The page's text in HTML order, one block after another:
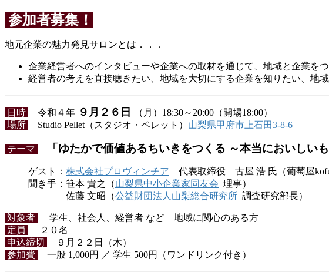
参加者募集！
地元企業の魅力発見サロンとは．．．
企業経営者へのインタビューや企業への取材を通じて、地域と企業を
経営者の考えを直接聴きたい、地域を大切にする企業を知りたい、地
日時 令和４年 ９月２６ 日 （月 ）18:30～20:00（開場18:00）
場所
Studio Pellet （スタジオ・ペレット） 山梨県甲府市上石田3-8-6
テーマ 「ゆたかで価値あるちいきをつくる ～本当においしい
ゲスト： 株式会社プロヴィンチア 代表取締役 古屋 浩 氏（葡萄屋kofu
聞き手：笹本 貴之（山梨県中小企業家同友会 理事）
佐藤 文昭（公益財団法人山梨総合研究所 調査研究部長）
対象者
学生、社会人、経営者 など 地域に関心のある方
定員
２０名
申込締切
９月２２日（木）
参加費
一般 1,000円 ／ 学生 500円（ワンドリンク付き）